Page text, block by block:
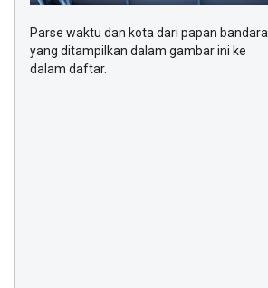
Parse waktu dan kota dari papan bandara
yang ditampilkan dalam gambar ini ke
dalam daftar.